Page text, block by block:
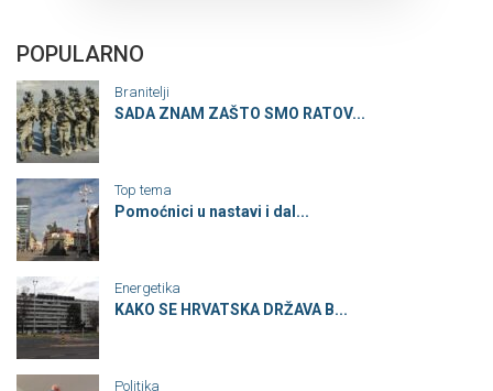
POPULARNO
Branitelji
SADA ZNAM ZAŠTO SMO RATOV...
Top tema
Pomoćnici u nastavi i dal...
Energetika
KAKO SE HRVATSKA DRŽAVA B...
Politika